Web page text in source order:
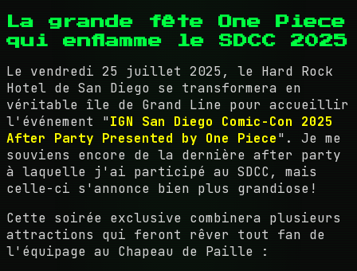
La grande fête One Piece
qui enflamme le SDCC 2025
Le vendredi 25 juillet 2025, le Hard Rock
Hotel de San Diego se transformera en
véritable île de Grand Line pour accueillir
l'événement "IGN San Diego Comic-Con 2025
After Party Presented by One Piece". Je me
souviens encore de la dernière after party
à laquelle j'ai participé au SDCC, mais
celle-ci s'annonce bien plus grandiose!
Cette soirée exclusive combinera plusieurs
attractions qui feront rêver tout fan de
l'équipage au Chapeau de Paille :